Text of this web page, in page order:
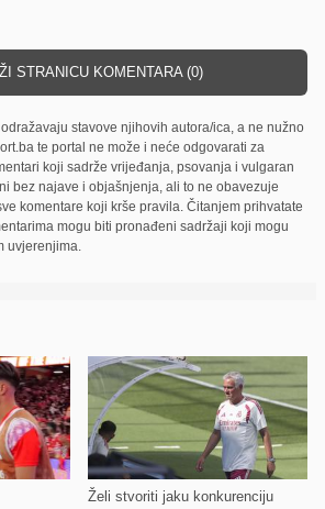
STRANICU KOMENTARA (0)
stavove njihovih autora/ica, a ne nužno
te portal ne može i neće odgovarati za
koji sadrže vrijeđanja, psovanja i vulgaran
bez najave i objašnjenja, ali to ne obavezuje
komentare koji krše pravila. Čitanjem prihvatate
mogu biti pronađeni sadržaji koji mogu
uvjerenjima.
Želi stvoriti jaku konkurenciju